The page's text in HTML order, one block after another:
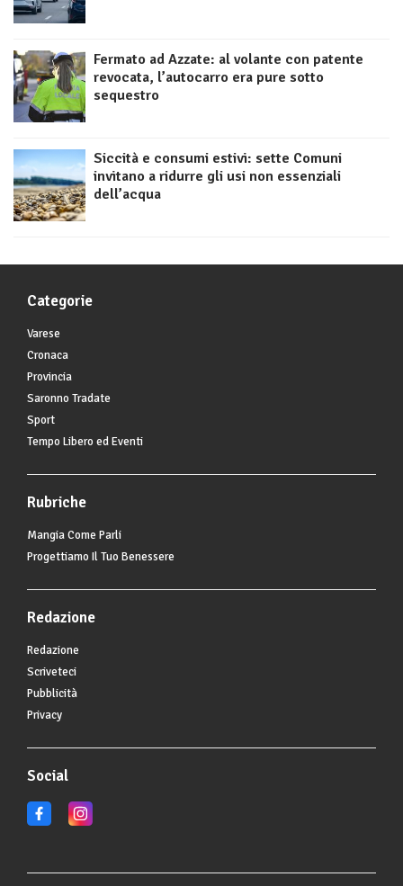
Fermato ad Azzate: al volante con patente
revocata, l’autocarro era pure sotto
sequestro
Siccità e consumi estivi: sette Comuni
invitano a ridurre gli usi non essenziali
dell’acqua
Categorie
Varese
Cronaca
Provincia
Saronno Tradate
Sport
Tempo Libero ed Eventi
Rubriche
Mangia Come Parli
Progettiamo Il Tuo Benessere
Redazione
Redazione
Scriveteci
Pubblicità
Privacy
Social